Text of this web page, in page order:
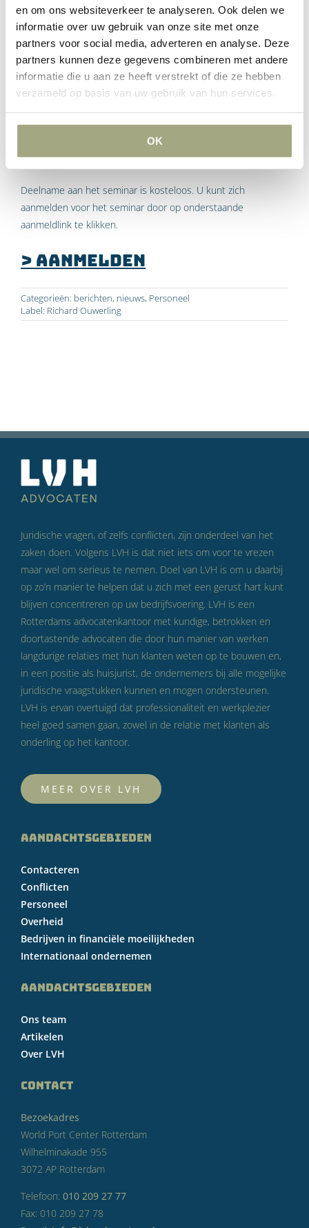
en om ons websiteverkeer te analyseren. Ook delen we
informatie over uw gebruik van onze site met onze
partners voor social media, adverteren en analyse. Deze
partners kunnen deze gegevens combineren met andere
informatie die u aan ze heeft verstrekt of die ze hebben
verzameld op basis van uw gebruik van hun services.
OK
15:30 – 16:00 uur: inloop
16:00 – 17:30 uur: inhoudelijk programma
17:30 – 19:00 uur: aangeklede borrel
Locatie
verdieping van het World Port Center te Rotterdam.
Overige informatie
Deelname aan het seminar is kosteloos. U kunt zich
aanmelden voor het seminar door op onderstaande
aanmeldlink te klikken.
> Aanmelden
Categorieën: berichten, nieuws, Personeel
Label: Richard Ouwerling
Juridische vragen, of zelfs conflicten, zijn onderdeel van het
zaken doen. Volgens LVH is dat niet iets om voor te vrezen
maar wel om serieus te nemen. Doel van LVH is om u daarbij
op zo’n manier te helpen dat u zich met een gerust hart kunt
blijven concentreren op uw bedrijfsvoering. LVH is een
Rotterdams advocatenkantoor met kundige, betrokken en
doortastende advocaten die door hun manier van werken
langdurige relaties met hun klanten weten op te bouwen en,
in een positie als huisjurist, de ondernemers bij alle mogelijke
juridische vraagstukken kunnen en mogen ondersteunen.
LVH is ervan overtuigd dat professionaliteit en werkplezier
heel goed samen gaan, zowel in de relatie met klanten als
onderling op het kantoor.
MEER OVER LVH
AANDACHTSGEBIEDEN
Contacteren
Conflicten
Personeel
Overheid
Bedrijven in financiële moeilijkheden
Internationaal ondernemen
AANDACHTSGEBIEDEN
Ons team
Artikelen
Over LVH
CONTACT
Bezoekadres
World Port Center Rotterdam
Wilhelminakade 955
3072 AP Rotterdam
Telefoon: 010 209 27 77
Fax: 010 209 27 78